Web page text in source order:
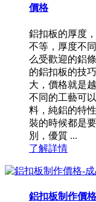
價格
鋁扣板的厚度
不等，厚度不
么受歡迎的鋁
的鋁扣板的技
大，價格就是
不同的工藝可
料，純鋁的特
裝的時候都是
別，優質 ...
了解詳情
鋁扣板制作價